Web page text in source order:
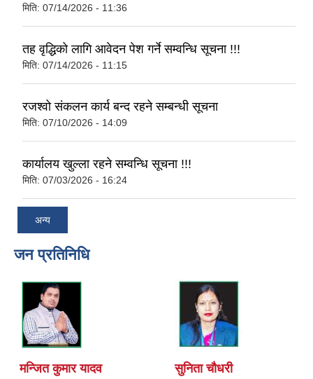
मिति: 07/14/2026 - 11:36
तह वृद्धिको लागि आवेदन पेश गर्ने सम्वन्धि सूचना !!!
मिति: 07/14/2026 - 11:15
रजश्वो संकलन कार्य बन्द रहने सम्बन्धी सूचना
मिति: 07/10/2026 - 14:09
कार्यालय खुल्ला रहने सम्वन्धि सूचना !!!
मिति: 07/03/2026 - 16:24
अन्य
जन प्रतिनिधि
मन्जित कुमार यादव सुनिता चौधरी